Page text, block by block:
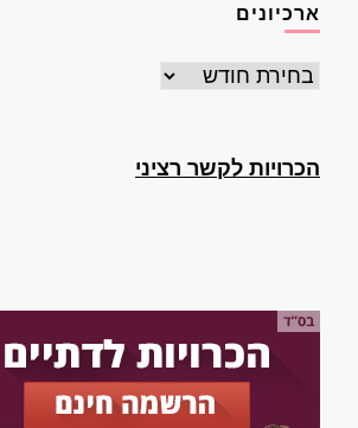
ארכיונים
ארכיונים
הכרויות לקשר רציני